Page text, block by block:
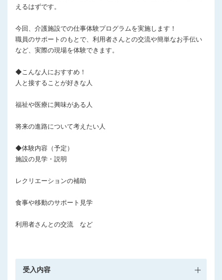
えるはずです。
今回、介護施設での仕事体験プログラムを実施します！
職員のサポートのもとで、利用者さんとの交流や簡単なお手伝い
など、実際の現場を体験できます。
◆こんな人におすすめ！
人と接することが好きな人
福祉や医療に興味がある人
将来の進路について考えたい人
◆体験内容（予定）
施設の見学・説明
レクリエーションの補助
食事や移動のサポート見学
利用者さんとの交流 など
受入内容